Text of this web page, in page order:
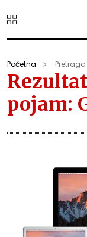
Početna Pretraga
pojam: